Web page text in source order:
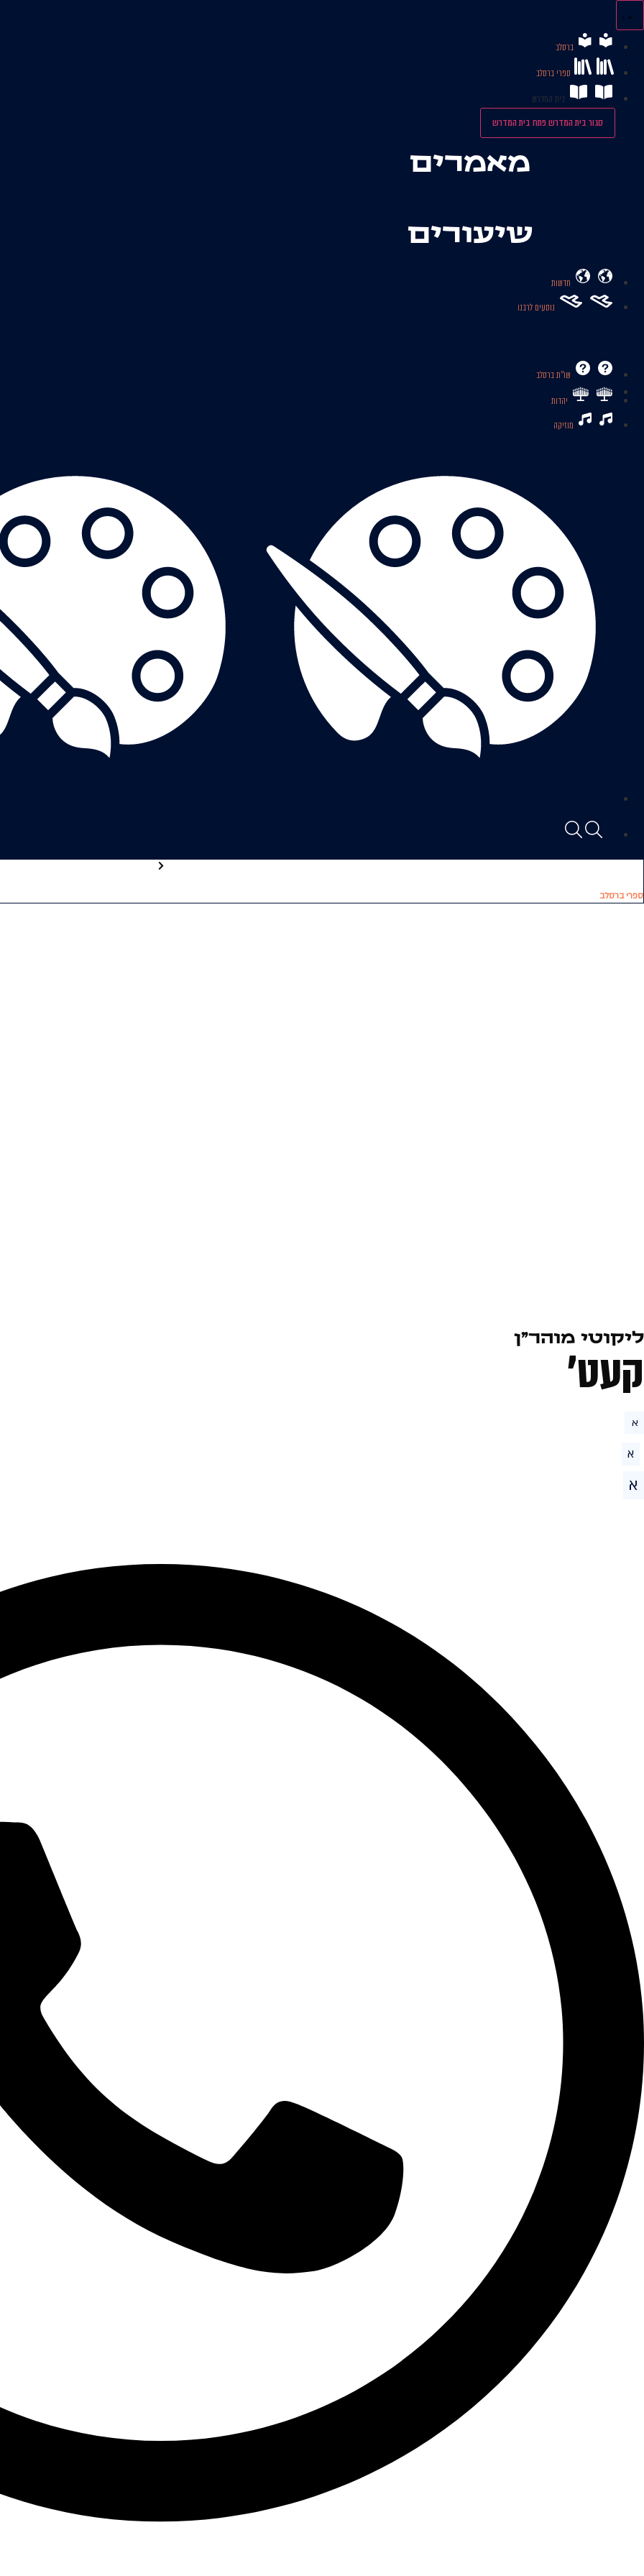
לתוכן
ברסלב
ספרי ברסלב
בית המדרש
סגור בית המדרשפתח בית המדרש
מאמרים
שיעורים
חדשות
נוסעים לרבנו
שו’’ת ברסלב
יהדות
מוזיקה
ספרי ברסלב
ליקוטי מוהר״ן
קעט׳
א
א
א